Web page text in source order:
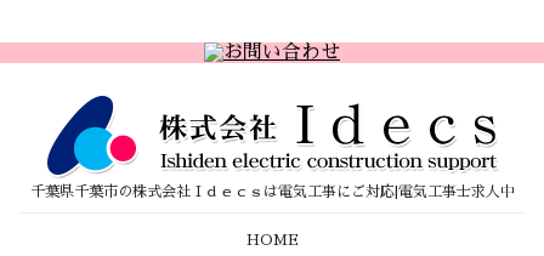
千葉県千葉市の株式会社Ｉｄｅｃｓは電気工事にご対応|電気工事士求人中
HOME